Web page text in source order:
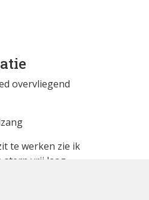
overvliegend
te werken zie ik
stern vrij laag